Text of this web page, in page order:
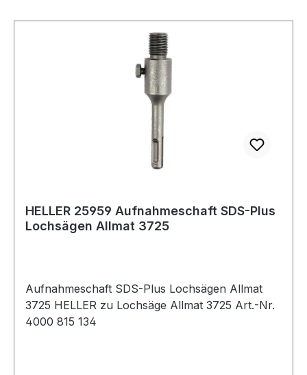
HELLER 25959 Aufnahmeschaft SDS-Plus
Lochsägen Allmat 3725
Aufnahmeschaft SDS-Plus Lochsägen Allmat
3725 HELLER zu Lochsäge Allmat 3725 Art.-Nr.
4000 815 134